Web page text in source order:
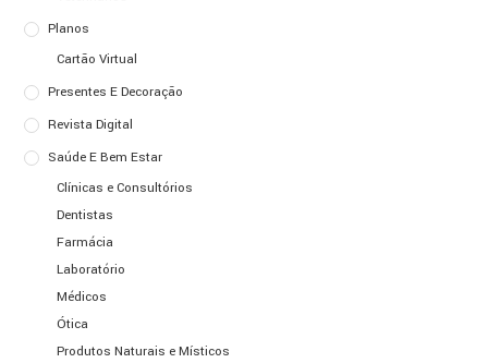
Planos
Cartão Virtual
Presentes E Decoração
Revista Digital
Saúde E Bem Estar
Clínicas e Consultórios
Dentistas
Farmácia
Laboratório
Médicos
Ótica
Produtos Naturais e Místicos